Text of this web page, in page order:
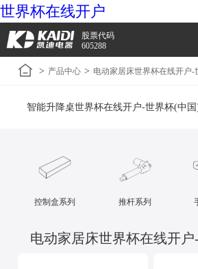
世界杯在线开户
股票代码
605288
> 产品中心 > 电动家居床世界杯在线开户-
智能升降桌世界杯在线开户-世界杯(中国
控制盒系列 推杆系列
电动家居床世界杯在线开